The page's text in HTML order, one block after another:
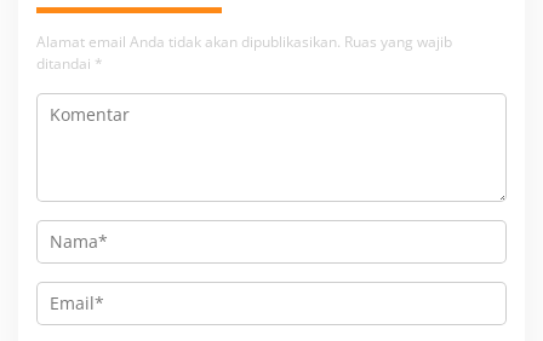
Alamat email Anda tidak akan dipublikasikan. Ruas yang wajib
ditandai *